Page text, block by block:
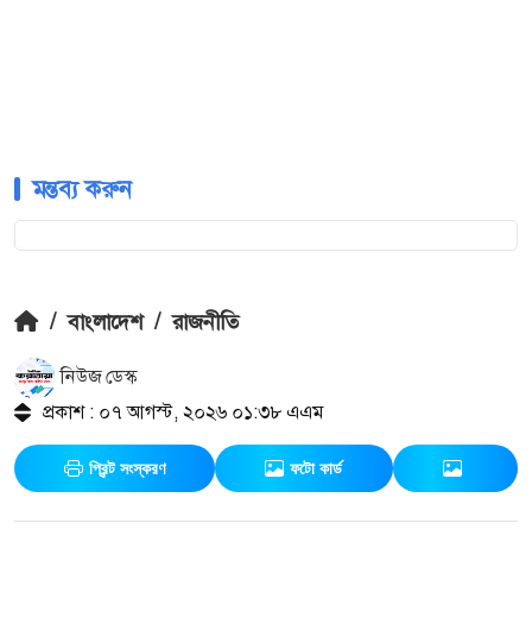
মন্তব্য করুন
/ বাংলাদেশ / রাজনীতি
নিউজ ডেস্ক
প্রকাশ : ০৭ আগস্ট, ২০২৬ ০১:৩৮ এএম
প্রিন্ট সংস্করণ ফটো কার্ড